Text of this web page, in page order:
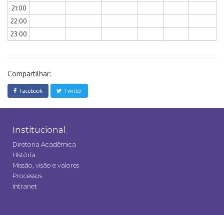
21:00
22:00
23:00
Compartilhar:
Facebook Twitter
Institucional
Diretoria Acadêmica
História
Missão, visão e valores
Processos
Intranet